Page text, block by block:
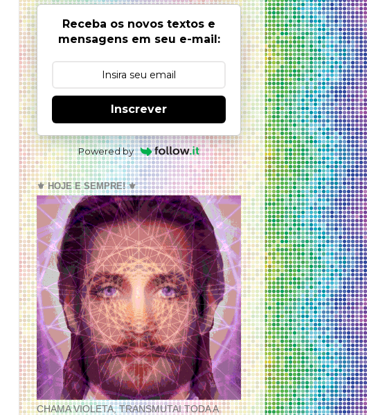
Receba os novos textos e
mensagens em seu e-mail:
Inscrever
Powered by
⚜️ HOJE E SEMPRE! ⚜️
CHAMA VIOLETA, TRANSMUTAI TODA A